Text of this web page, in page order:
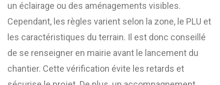
un éclairage ou des aménagements visibles.
Cependant, les règles varient selon la zone, le PLU et
les caractéristiques du terrain. Il est donc conseillé
de se renseigner en mairie avant le lancement du
chantier. Cette vérification évite les retards et